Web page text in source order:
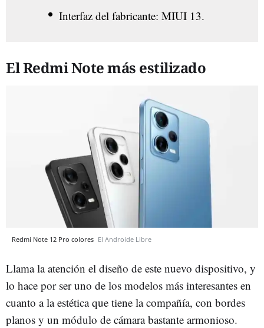
Interfaz del fabricante: MIUI 13.
El Redmi Note más estilizado
Redmi Note 12 Pro colores El Androide Libre
Llama la atención el diseño de este nuevo dispositivo, y
lo hace por ser uno de los modelos más interesantes en
cuanto a la estética que tiene la compañía, con bordes
planos y un módulo de cámara bastante armonioso.